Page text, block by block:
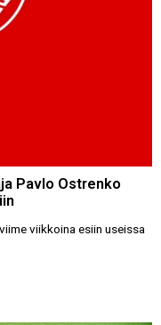
Pavlo Ostrenko
viikkoina esiin useissa